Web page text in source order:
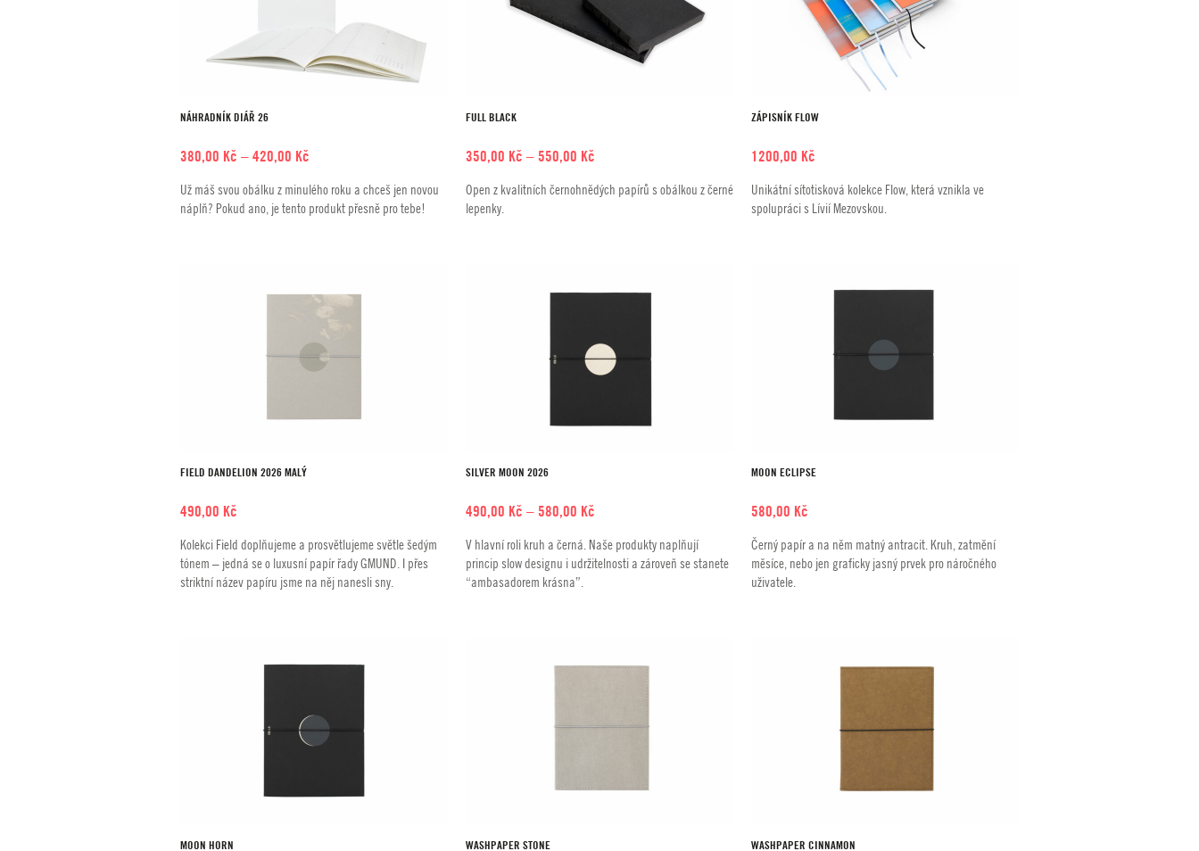
NÁHRADNÍK DIÁŘ 26
380,00 Kč –420,00 Kč
380,00 Kč
až
Už máš svou obálku z minulého roku a chceš jen novou
náplň? Pokud ano, je tento produkt přesně pro tebe!
FULL BLACK
350,00 Kč –550,00 KčRozpětí
350,00 Kč
Open z kvalitních černohnědých papírů s obálkou z černé
lepenky.
ZÁPISNÍK FLOW
1200,00 Kč
Unikátní sítotisková kolekce Flow, která vznikla ve
spolupráci s Lívií Mezovskou.
FIELD DANDELION 2026 MALÝ
490,00 Kč
Kolekci Field doplňujeme a prosvětlujeme světle šedým
tónem – jedná se o luxusní papír řady GMUND. I přes
striktní název papíru jsme na něj nanesli sny.
SILVER MOON 2026
490,00 Kč –580,00 KčRozpětí
490,00 Kč
až
V hlavní roli kruh a černá. Naše produkty naplňují
princip slow designu i udržitelnosti a zároveň se stanete
“ambasadorem krásna”.
MOON ECLIPSE
580,00 Kč
Černý papír a na něm matný antracit. Kruh, zatmění
měsíce, nebo jen graficky jasný prvek pro náročného
uživatele.
MOON HORN WASHPAPER STONE WASHPAPER CINNAMON